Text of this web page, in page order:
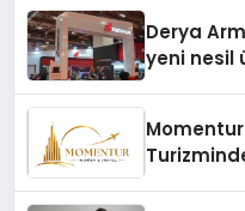
Derya
yeni nesil